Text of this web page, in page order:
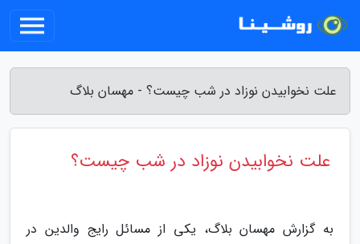
علت نخوابیدن نوزاد در شب چیست؟ - مهسان بلاگ
علت نخوابیدن نوزاد در شب چیست؟
به گزارش مهسان بلاگ، یکی از مسائل رایج والدین در